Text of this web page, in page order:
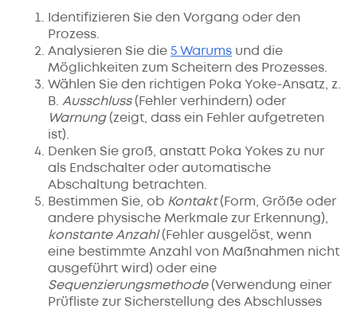
Identifizieren Sie den Vorgang oder den
Prozess.
Analysieren Sie die 5 Warums und die
Möglichkeiten zum Scheitern des Prozesses.
Wählen Sie den richtigen Poka Yoke-Ansatz, z.
B. Ausschluss(Fehler verhindern) oder
Warnung (zeigt, dass ein Fehler aufgetreten
ist).
Denken Sie groß, anstatt Poka Yokes zu nur
als Endschalter oder automatische
Abschaltung betrachten.
Bestimmen Sie, ob Kontakt(Form, Größe oder
andere physische Merkmale zur Erkennung),
konstante Anzahl(Fehler ausgelöst, wenn
eine bestimmte Anzahl von Maßnahmen nicht
ausgeführt wird) oder eine
Sequenzierungsmethode(Verwendung einer
Prüfliste zur Sicherstellung des Abschlusses